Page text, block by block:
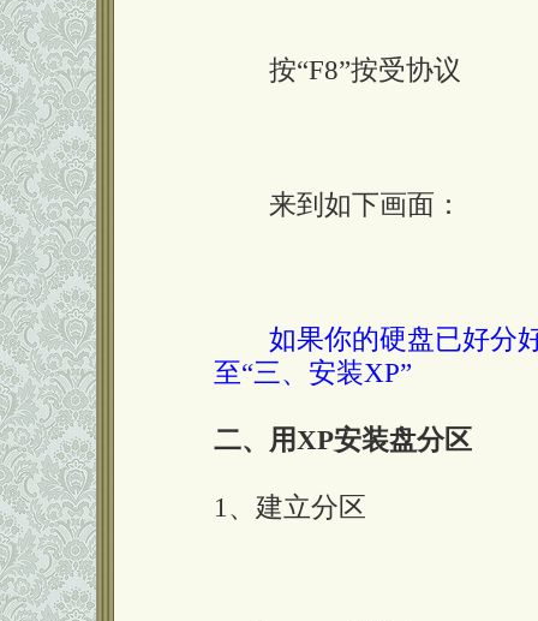
按“F8”按受协议
来到如下画面：
如果你的硬盘已好分
至“三、安装XP”
二、用XP安装盘分区
1、建立分区